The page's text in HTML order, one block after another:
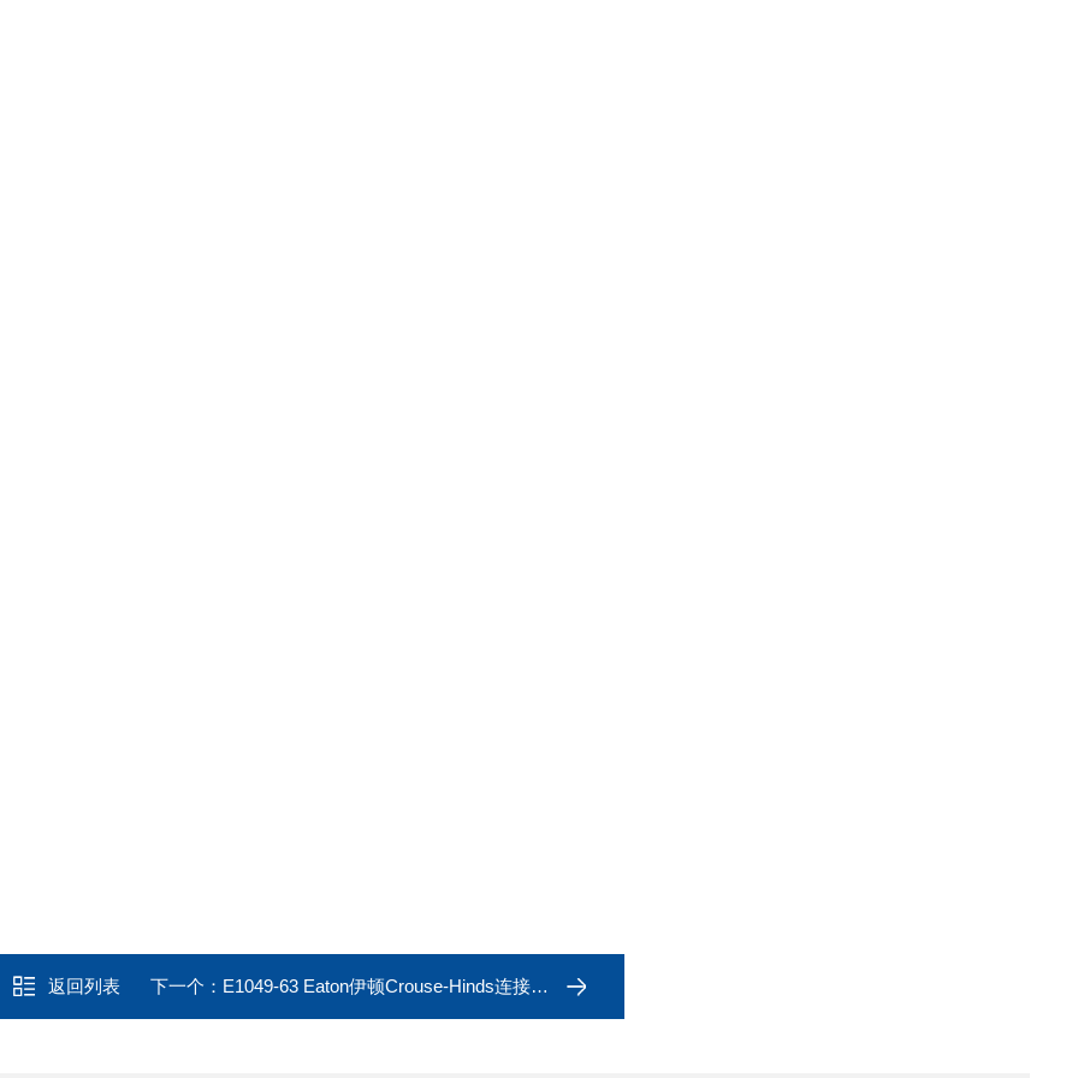
返回列表 下一个： E1049-63 Eaton伊顿Crouse-Hinds连接器 plug E1049-62 1009A